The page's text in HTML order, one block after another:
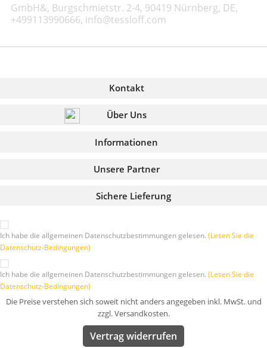
GmbH&, Burgschmietstr. 2-4, 90419 Nürnberg, DE,
+499113990666, info@tessloff.com
Kontakt
Über Uns
Informationen
Sichere Lieferung
Unsere Partner
Ich habe die allgemeinen Datenschutzbestimmungen gelesen. (Lesen Sie die
Datenschutz-Bedingungen)
Ich habe die allgemeinen Datenschutzbestimmungen gelesen. (Lesen Sie die
Datenschutz-Bedingungen)
Die Preise verstehen sich soweit nicht anders angegeben inkl. MwSt. und
zzgl. Versandkosten.
Vertrag widerrufen